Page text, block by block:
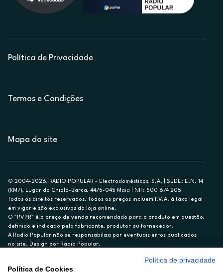
Política de Privacidade
Termos e Condições
Mapa do site
© 2004-2026, RADIO POPULAR - Electrodomésticos, S.A. | SEDE: E.N. 14
(KM7), Lugar do Chiolo-Barca, 4475-045 Maia | NIF: 500 674 205
Todos os direitos reservados. Todos os preços incluem I.V.A. à taxa legal
em vigor e são exclusivos da loja online.
O "PVPR" é o preço de venda recomendado para o produto em questão,
definido e indicado pelo fabricante, produtor ou fornecedor.
A Radio Popular não se responsabiliza por eventuais erros publicados
no site. Design por Radio Popular.
Ex. para limite de crédito de €1.500, reembolsado em 12 meses, TAN
Política de privacidade
Política de Cookies